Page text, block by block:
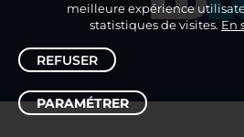
meilleure expérience
statistiques de visites. En
REFUSER
PARAMÉTRER